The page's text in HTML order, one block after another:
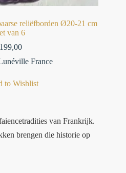
reliëfborden Ø20-21 cm
van 6
199,00
France
to Wishlist
van Frankrijk.
brengen die historie op